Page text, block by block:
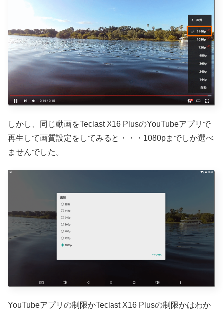
しかし、同じ動画をTeclast X16 PlusのYouTubeアプリで
再生して画質設定をしてみると・・・1080pまでしか選べ
ませんでした。
YouTubeアプリの制限かTeclast X16 Plusの制限かはわか